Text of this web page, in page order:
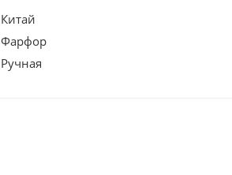
Китай
Фарфор
Ручная